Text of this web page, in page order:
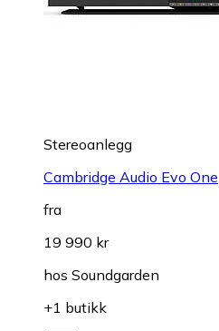
Stereoanlegg
Cambridge Audio Evo One
fra
19 990 kr
hos Soundgarden
+1 butikk